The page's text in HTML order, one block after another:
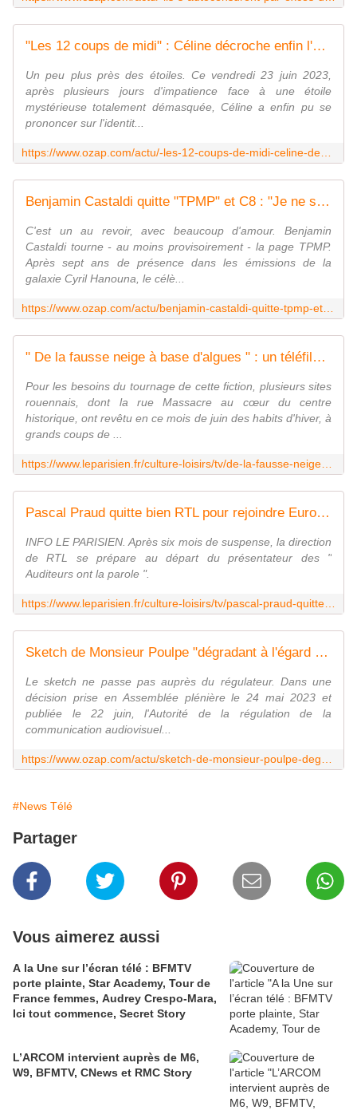
"Les 12 coups de midi" : Céline décroche enfin l'étoile mysterieuse et dépasse les 400.000 euros de gains
Un peu plus près des étoiles. Ce vendredi 23 juin 2023,
après plusieurs jours d'impatience face à une étoile
mystérieuse totalement démasquée, Céline a enfin pu se
prononcer sur l'identit...
Benjamin Castaldi quitte "TPMP" et C8 : "Je ne serai plus aux côtés de Cyril Hanouna en septembre"
C'est un au revoir, avec beaucoup d'amour. Benjamin
Castaldi tourne - au moins provisoirement - la page TPMP.
Après sept ans de présence dans les émissions de la
galaxie Cyril Hanouna, le célè...
" De la fausse neige à base d'algues " : un téléfilm de Noël américain tourné en plein été à Rouen
Pour les besoins du tournage de cette fiction, plusieurs sites
rouennais, dont la rue Massacre au cœur du centre
historique, ont revêtu en ce mois de juin des habits d'hiver, à
grands coups de ...
Pascal Praud quitte bien RTL pour rejoindre Europe 1
INFO LE PARISIEN. Après six mois de suspense, la direction
de RTL se prépare au départ du présentateur des "
Auditeurs ont la parole ".
Sketch de Monsieur Poulpe "dégradant à l'égard des femmes" : L'Arcom intervient auprès de France Inter
Le sketch ne passe pas auprès du régulateur. Dans une
décision prise en Assemblée plénière le 24 mai 2023 et
publiée le 22 juin, l'Autorité de la régulation de la
communication audiovisuel...
#News Télé
Partager
Vous aimerez aussi
A la Une sur l’écran télé : BFMTV
porte plainte, Star Academy, Tour de
France femmes, Audrey Crespo-Mara,
Ici tout commence, Secret Story
L’ARCOM intervient auprès de M6,
W9, BFMTV, CNews et RMC Story